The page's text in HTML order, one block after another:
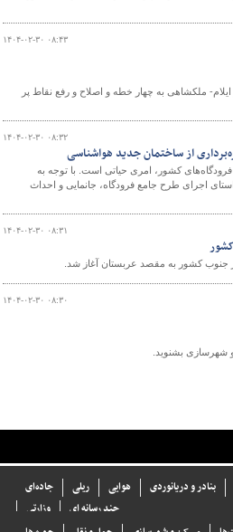
۱۴۰۴-۰۲-۳۰ ۰۸:۴۳
ملکشاهی به چهار خطه و اصلاح و رفع نقاط پر
۱۴۰۴-۰۲-۳۰ ۰۸:۳۲
از ساختمان جدید هواشناسی
فرودگاه‌های کشور، امری حیاتی است. با توجه به
اجرای طرح جامع فرودگاه، جانمایی و احداث
۱۴۰۴-۰۲-۳۰ ۰۸:۳۱
۱۴۰۴-۰۲-۳۰ ۰۸:۳۰
شهرسازی بشنوید.
جاده‌ای ریلی هوایی بنادر و دریانوردی
وزارتی
چند رسانه ای